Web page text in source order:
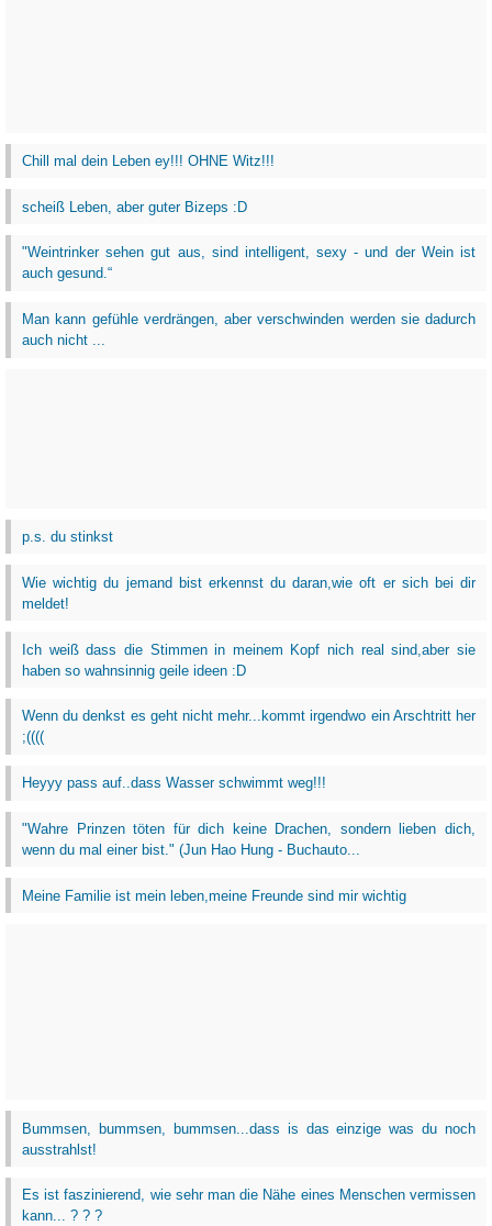
Chill mal dein Leben ey!!! OHNE Witz!!!
scheiß Leben, aber guter Bizeps :D
"Weintrinker sehen gut aus, sind intelligent, sexy - und der Wein ist
auch gesund.“
Man kann gefühle verdrängen, aber verschwinden werden sie dadurch
auch nicht ...
p.s. du stinkst
Wie wichtig du jemand bist erkennst du daran,wie oft er sich bei dir
meldet!
Ich weiß dass die Stimmen in meinem Kopf nich real sind,aber sie
haben so wahnsinnig geile ideen :D
Wenn du denkst es geht nicht mehr...kommt irgendwo ein Arschtritt her
;((((
Heyyy pass auf..dass Wasser schwimmt weg!!!
‎"Wahre Prinzen töten für dich keine Drachen, sondern lieben dich,
wenn du mal einer bist." (Jun Hao Hung - Buchauto...
Meine Familie ist mein leben,meine Freunde sind mir wichtig
Bummsen, bummsen, bummsen...dass is das einzige was du noch
ausstrahlst!
Es ist faszinierend, wie sehr man die Nähe eines Menschen vermissen
kann... ? ? ?